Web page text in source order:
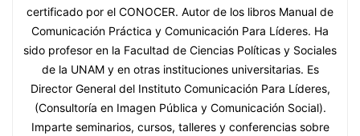
certificado por el CONOCER. Autor de los libros Manual de
Comunicación Práctica y Comunicación Para Líderes. Ha
sido profesor en la Facultad de Ciencias Políticas y Sociales
de la UNAM y en otras instituciones universitarias. Es
Director General del Instituto Comunicación Para Líderes,
(Consultoría en Imagen Pública y Comunicación Social).
Imparte seminarios, cursos, talleres y conferencias sobre